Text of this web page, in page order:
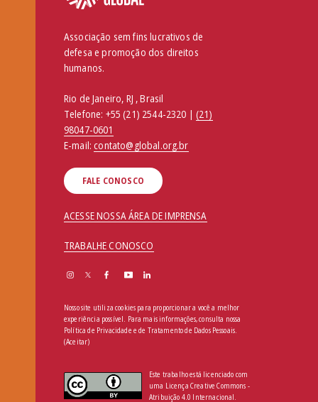
Associação sem fins lucrativos de
defesa e promoção dos direitos
humanos.
Rio de Janeiro, RJ , Brasil
Telefone: +55 (21) 2544-2320 | (21)
98047-0601
E-mail:contato@global.org.br
FALE CONOSCO
ACESSE NOSSA ÁREA DE IMPRENSA
TRABALHE CONOSCO
Nosso site utiliza cookies para proporcionar a você a melhor
experiência possível. Para mais informações, consulta nossa
Política de Privacidade e de Tratamento de Dados Pessoais.
(Aceitar)
Este trabalho está licenciado com
uma Licença Creative Commons -
Atribuição 4.0 Internacional.